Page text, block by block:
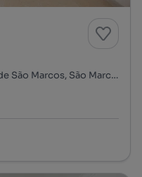
Avenida do Brasil - Urbanização de São Marcos, São Marcos, Cacém e São Marcos, Sintra, Lisboa